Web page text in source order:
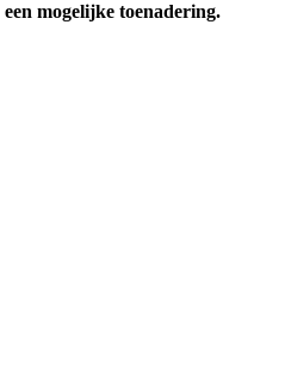
mogelijke toenadering.